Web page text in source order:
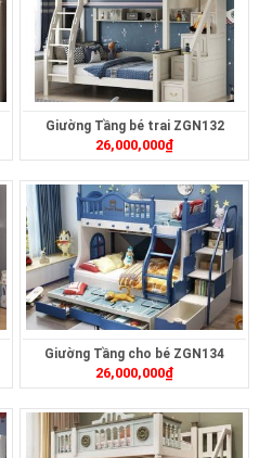
Giường Tầng bé trai ZGN132
26,000,000₫
Giường Tầng cho bé ZGN134
26,000,000₫